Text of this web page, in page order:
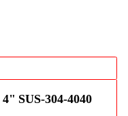
4" SUS-304-4040